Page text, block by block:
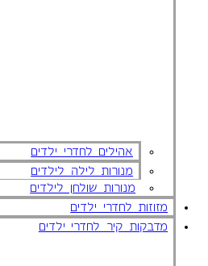
אהילים לחדרי ילדים
מנורות לילה לילדים
מנורות שולחן לילדים
מזוזות לחדרי ילדים
מדבקות קיר לחדרי ילדים